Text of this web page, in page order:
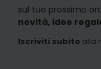
sul tuo prossimo
novità, idee
Iscriviti subito alla